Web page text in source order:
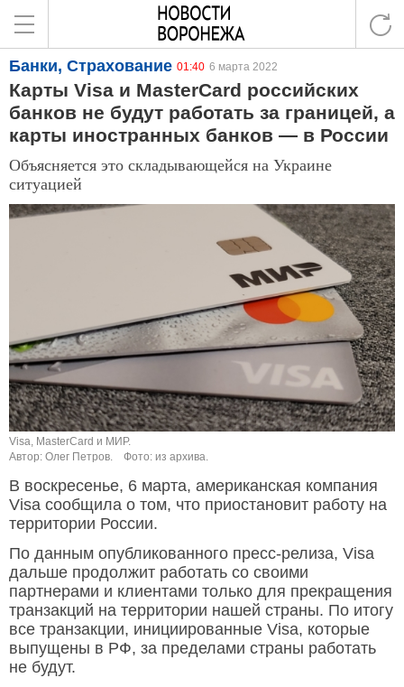
Банки, Страхование 01:40 6 марта 2022
Карты Visa и MasterCard российских
банков не будут работать за границей, а
карты иностранных банков — в России
Объясняется это складывающейся на Украине
ситуацией
Visa, MasterCard и МИР.
Автор: Олег Петров.
Фото: из архива.
В воскресенье, 6 марта, американская компания
Visa сообщила о том, что приостановит работу на
территории России.
По данным опубликованного пресс-релиза, Visa
дальше продолжит работать со своими
партнерами и клиентами только для прекращения
транзакций на территории нашей страны. По итогу
все транзакции, инициированные Visa, которые
выпущены в РФ, за пределами страны работать
не будут.